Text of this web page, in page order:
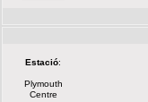
Estació:
Plymouth
Centre